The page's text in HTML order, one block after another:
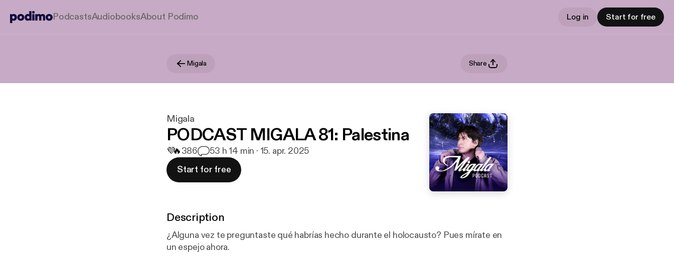
PodcastsAudiobooksAbout Podimo Log in Start for free
Migala Share
Migala
PODCAST MIGALA 81: Palestina
💜🔥386 53 h 14 min · 15. apr. 2025
Start for free
Description
¿Alguna vez te preguntaste qué habrías hecho durante el holocausto? Pues mírate en
un espejo ahora.